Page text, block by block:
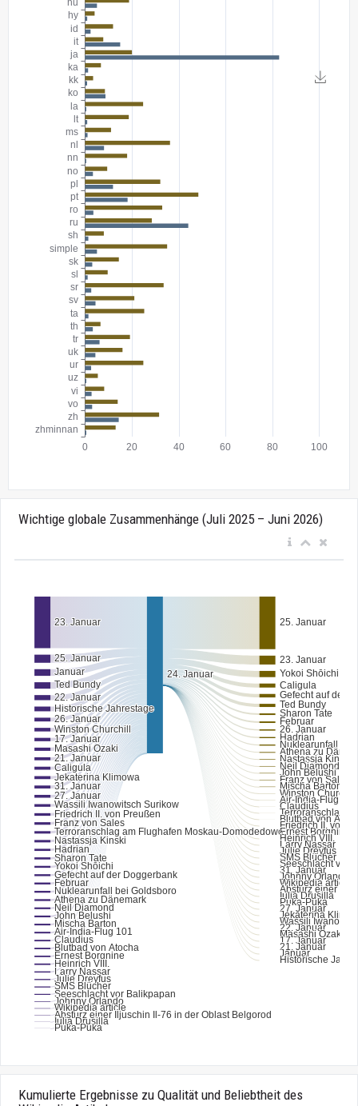
Wichtige globale Zusammenhänge (Juli 2025 – Juni 2026)
Kumulierte Ergebnisse zu Qualität und Beliebtheit des